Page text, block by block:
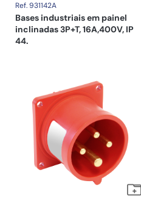
Ref. 931142A
Bases industriais em painel
inclinadas 3P+T, 16A,400V, IP
44.